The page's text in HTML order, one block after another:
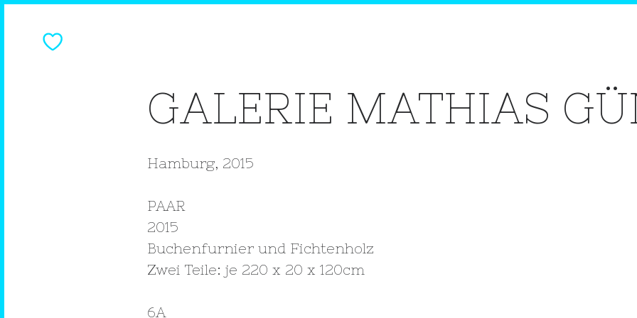
GALERIE MATHIAS
Hamburg, 2015
PAAR
2015
Buchenfurnier und Fichtenholz
Zwei Teile: je 220 x 20 x 120cm
6A